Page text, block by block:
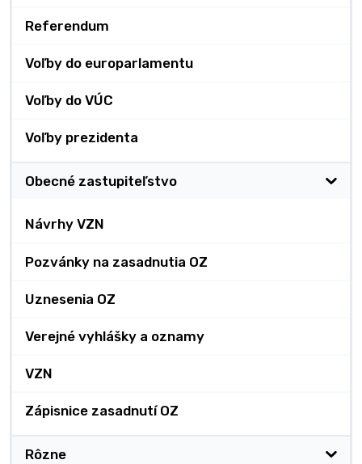
Referendum
Voľby do europarlamentu
Voľby do VÚC
Voľby prezidenta
Obecné zastupiteľstvo
Návrhy VZN
Pozvánky na zasadnutia OZ
Uznesenia OZ
Verejné vyhlášky a oznamy
VZN
Zápisnice zasadnutí OZ
Rôzne